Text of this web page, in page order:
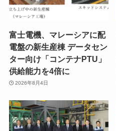
富士電機、マレーシアに配
電盤の新生産棟 データセン
ター向け「コンテナPTU」
供給能力を4倍に
2026年8月4日